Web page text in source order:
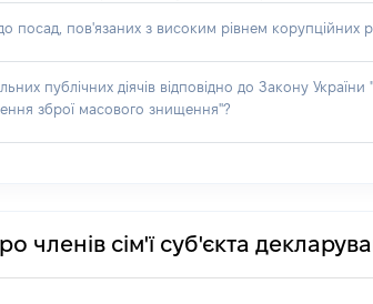
пов'язаних з високим рівнем корупційних
публічних діячів відповідно до Закону
зброї масового знищення"?
членів сім'ї суб'єкта